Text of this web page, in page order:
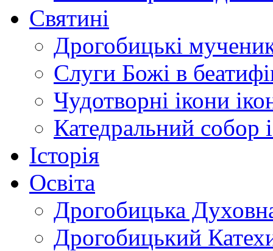
Святині
Дрогобицькі
Слуги Божі в
Чудотворні ікони
Катедральний собор
Історія
Освіта
Дрогобицька
Дрогобицький